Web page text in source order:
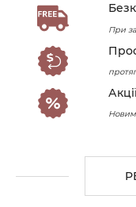
При
Новим